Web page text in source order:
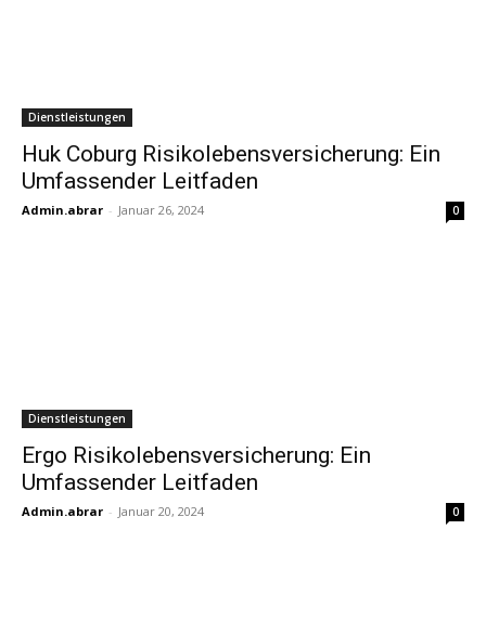
Dienstleistungen
Huk Coburg Risikolebensversicherung: Ein
Umfassender Leitfaden
Admin.abrar - Januar 26, 2024 0
Dienstleistungen
Ergo Risikolebensversicherung: Ein
Umfassender Leitfaden
Admin.abrar - Januar 20, 2024 0